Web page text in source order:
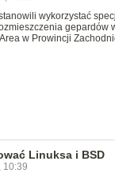
wykorzystać
gepardów
w Prowincji
Linuksa i BSD
10:39